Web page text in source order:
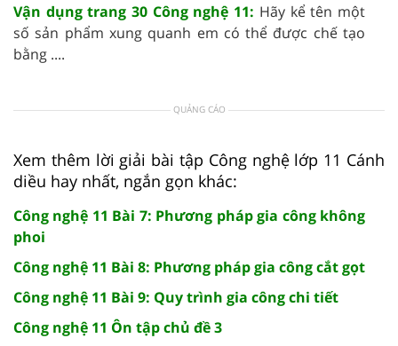
Vận dụng trang 30 Công nghệ 11: Hãy kể tên một
số sản phẩm xung quanh em có thể được chế tạo
bằng ....
QUẢNG CÁO
Xem thêm lời giải bài tập Công nghệ lớp 11 Cánh
diều hay nhất, ngắn gọn khác:
Công nghệ 11 Bài 7: Phương pháp gia công không
phoi
Công nghệ 11 Bài 8: Phương pháp gia công cắt gọt
Công nghệ 11 Bài 9: Quy trình gia công chi tiết
Công nghệ 11 Ôn tập chủ đề 3